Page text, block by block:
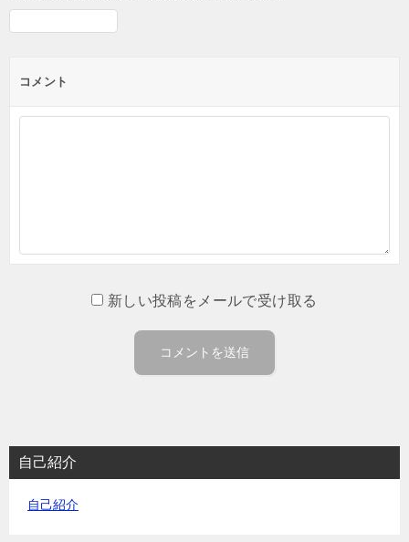
コメント
新しい投稿をメールで受け取る
自己紹介
自己紹介